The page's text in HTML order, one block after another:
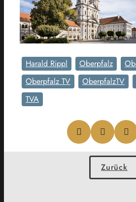
Harald Rippl Oberpfalz
Oberpfalz TV
OberpfalzTV
TVA
Zurück